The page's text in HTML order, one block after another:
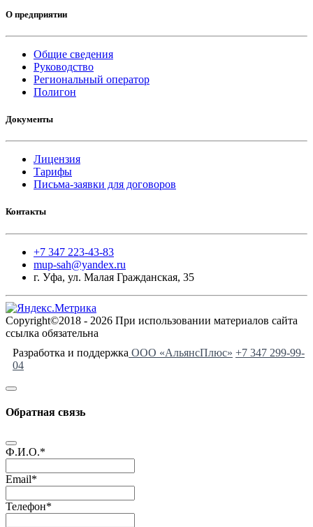
О предприятии
Общие сведения
Руководство
Региональный оператор
Полигон
Документы
Лицензия
Тарифы
Письма-заявки для договоров
Контакты
+7 347 223-43-83
mup-sah@yandex.ru
г. Уфа, ул. Малая Гражданская, 35
Copyright©2018 - 2026 При использовании материалов сайта
ссылка обязательна
Разработка и поддержка ООО «АльянсПлюс» +7 347 299-99-
04
Обратная связь
Ф.И.О.*
Email*
Телефон*